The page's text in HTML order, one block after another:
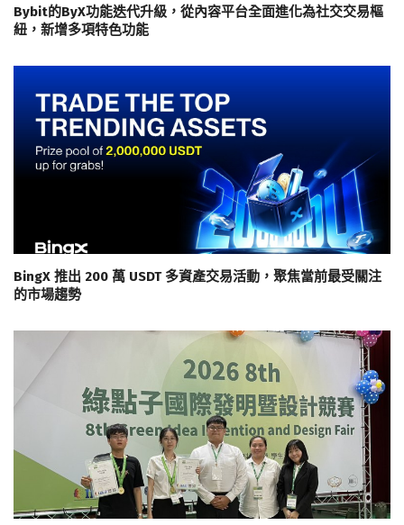
Bybit的ByX功能迭代升級，從內容平台全面進化為社交交易樞
紐，新增多項特色功能
BingX 推出 200 萬 USDT 多資產交易活動，聚焦當前最受關注
的市場趨勢